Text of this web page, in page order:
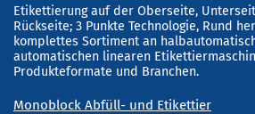
Etikettierung auf der Oberseite,
Rückseite; 3 Punkte Technologie, Rund
komplettes Sortiment an
automatischen linearen
Produkteformate und Branchen.
Monoblock Abfüll- und Etikettier